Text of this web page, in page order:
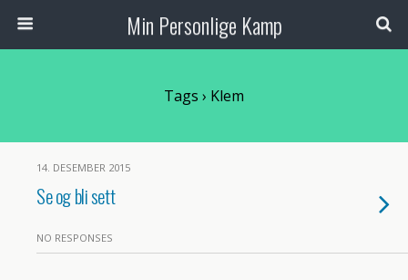
Min Personlige Kamp
Tags › Klem
14. DESEMBER 2015
Se og bli sett
NO RESPONSES